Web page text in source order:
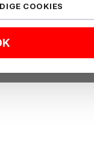
COOKIES